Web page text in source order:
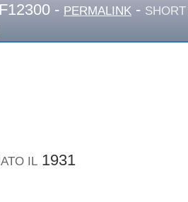
- PERMALINK -
IL 1931